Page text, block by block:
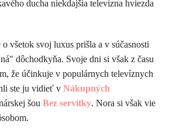
ducha niekdajšia televízna hviezda
o všetok svoj luxus prišla a v súčasnosti
dôchodkyňa. Svoje dni si však z času
že účinkuje v populárnych televíznych
ste ju vidieť v Nákupných
šou Bez servítky. Nora si však vie